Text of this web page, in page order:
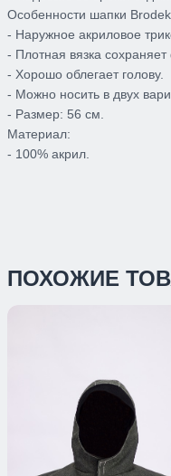
Особенности шапки
- Наружное акриловое
- Плотная вязка
- Хорошо облегает голову.
- Можно носить в двух
- Размер: 56 см.
Материал:
- 100% акрил.
ПОХОЖИЕ